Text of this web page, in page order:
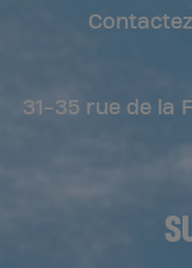
31-35 rue de la